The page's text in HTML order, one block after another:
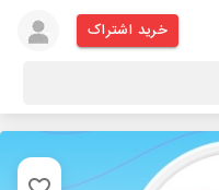
خرید اشتراک